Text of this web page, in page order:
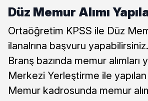
Düz Memur Alımı
Ortaöğretim KPSS ile Düz
ilanalrına başvuru
Branş bazında memur alımları
Merkezi Yerleştirme ile yapılan
Memur kadrosunda memur